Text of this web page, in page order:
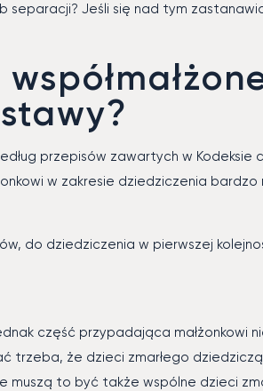
separacji? Jeśli się nad tym
przepisów zawartych w Kodeksie
w zakresie dziedziczenia
do dziedziczenia w pierwszej
część przypadająca małżonkowi
trzeba, że dzieci zmarłego
muszą to być także wspólne dzieci